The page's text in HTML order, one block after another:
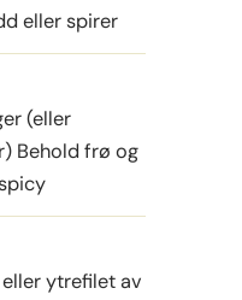
eller spirer
(eller
Behold frø og
ytrefilet av